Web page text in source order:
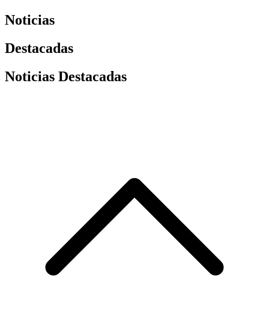
Noticias
Destacadas
Noticias Destacadas